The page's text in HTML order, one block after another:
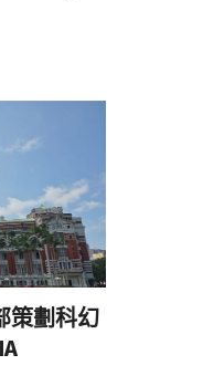
劃科幻